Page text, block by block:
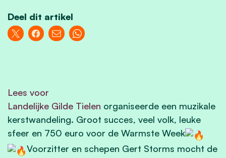
Deel dit artikel
Lees voor
Landelijke Gilde Tielen organiseerde een muzikale
kerstwandeling. Groot succes, veel volk, leuke
sfeer en 750 euro voor de Warmste Week
Voorzitter en schepen Gert Storms mocht de